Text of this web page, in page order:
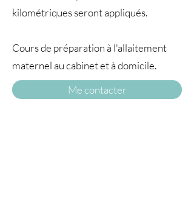
kilométriques seront appliqués.
Cours de préparation à l'allaitement
maternel au cabinet et à domicile.
Me contacter